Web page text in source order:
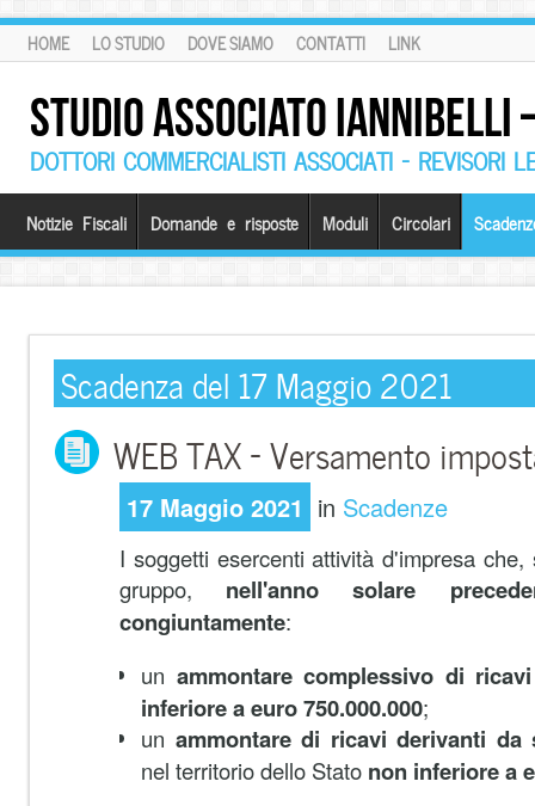
HOME LO STUDIO DOVE SIAMO CONTATTI LINK
STUDIO ASSOCIATO
DOTTORI COMMERCIALISTI ASSOCIATI – REVISORI
Notizie Fiscali Domande e risposte Moduli Circolari
Scadenza del 17 Maggio 2021
WEB TAX – Versamento
17 Maggio 2021 in Scadenze
I soggetti esercenti attività d'impresa
gruppo, nell'anno solare
congiuntamente:
un ammontare complessivo di
inferiore a euro 750.000.000;
un ammontare di ricavi derivanti da
nel territorio dello Stato non inferiore a